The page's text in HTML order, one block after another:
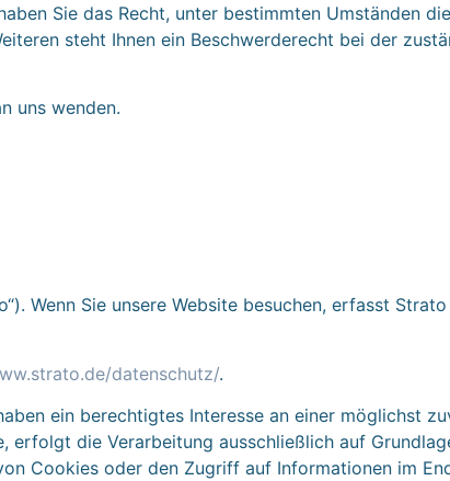
Sie das Recht, unter bestimmten Umständen die
steht Ihnen ein Beschwerderecht bei der
uns wenden.
Wenn Sie unsere Website besuchen, erfasst
datenschutz/.
ein berechtigtes Interesse an einer möglichst
erfolgt die Verarbeitung ausschließlich auf
Cookies oder den Zugriff auf Informationen im